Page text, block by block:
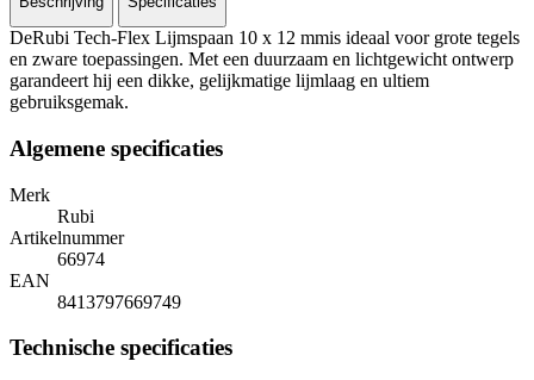
DeRubi Tech-Flex Lijmspaan 10 x 12 mmis ideaal voor grote tegels
en zware toepassingen. Met een duurzaam en lichtgewicht ontwerp
garandeert hij een dikke, gelijkmatige lijmlaag en ultiem
gebruiksgemak.
Algemene specificaties
Merk
Rubi
Artikelnummer
66974
EAN
8413797669749
Technische specificaties